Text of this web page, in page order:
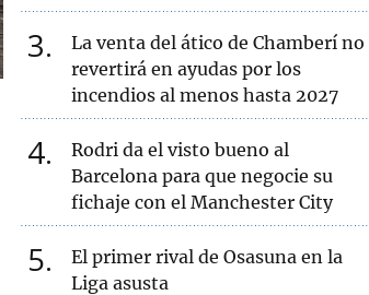
3
La venta del ático de Chamberí no
revertirá en ayudas por los
incendios al menos hasta 2027
4
Rodri da el visto bueno al
Barcelona para que negocie su
fichaje con el Manchester City
5
El primer rival de Osasuna en la
Liga asusta